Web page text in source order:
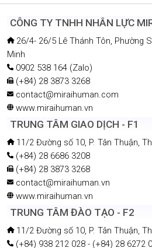
ISO 9001 2015
CÔNG TY MIRAIHUMAN
CÔNG TY TNHH NHÂN LỰC
26/4- 26/5 Lê Thánh Tôn, Phường
Minh
0902 538 164 (Zalo)
(+84) 28 3873 3268
contact@miraihuman.com
www.miraihuman.vn
TRUNG TÂM GIAO DỊCH - F1
11/2 Đường số 10, P. Tân Thuận,
(+84) 28 6686 3208
(+84) 28 3873 3268